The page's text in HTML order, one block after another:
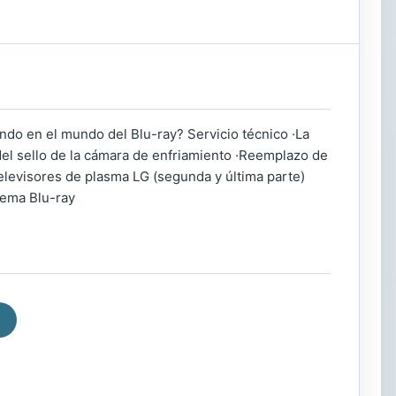
en el mundo del Blu-ray? Servicio técnico ·La
sello de la cámara de enfriamiento ·Reemplazo de
de plasma LG (segunda y última parte)
Blu-ray